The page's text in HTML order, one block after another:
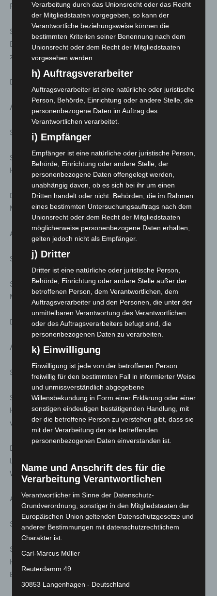
Fr. 13. März; 17:00 Uhr
Stattreisen – Stadtspaziergänge: Hannöversche
Biergeschichte(n) – Vom mittelalterlichen Hausbrauen
zur industriellen Produktion
Dauer ca. 2.25 h | Treff: Beginenturm, Pferdestraße
Anmeldung unter: www.stattreisen-hannover.de
Sa. 14. März; 14:00 Uhr
Stattreisen – Stadtspaziergänge: Kunst unter freiem
Himmel – Route 1 – Vom Maschsee zum Landtag
Dauer ca. 2.0 h | Treff: Roter Hellebardier, Nordufer
Maschsee
Anmeldung unter: www.stattreisen-hannover.de
Sa. 14. März; 19:00 Uhr
Stattreisen – Theaterspaziergänge: Nachtwächter
Melchior – Von Henkern, Macht und Hellebarden
Dauer ca. 1.5 h | Treff: Beginenturm, Pferdestraße
Anmeldung unter: www.stattreisen-hannover.de
So. 15. März; 11:00 Uhr
Stattreisen – Stadtspaziergänge: Sternfahrt durch
Hannover – Über und unter den Straßen – Verbindungen
von Stadtgestaltung und U-Bahn-Stationen
Dauer ca. 2.75 h | Treff: Evangelisch-reformierte Kirche,
Lavesallee/Archivstraße, Eingang U-Bahn- Station
Waterloo
Anmeldung unter: www.stattreisen-hannover.de
So. 15. März; 14:00 Uhr
Stattreisen – Stadtspaziergänge: Der Hauptbahnhof
Hannover – Geschichte der Eisenbahn in Hannover. Mit
Besuch der „Geisterstation“.
Verarbeitung durch das Unionsrecht oder das Recht
der Mitgliedstaaten vorgegeben, so kann der
Verantwortliche beziehungsweise können die
bestimmten Kriterien seiner Benennung nach dem
Unionsrecht oder dem Recht der Mitgliedstaaten
vorgesehen werden.
h) Auftragsverarbeiter
Auftragsverarbeiter ist eine natürliche oder juristische
Person, Behörde, Einrichtung oder andere Stelle, die
personenbezogene Daten im Auftrag des
Verantwortlichen verarbeitet.
i) Empfänger
Empfänger ist eine natürliche oder juristische Person,
Behörde, Einrichtung oder andere Stelle, der
personenbezogene Daten offengelegt werden,
unabhängig davon, ob es sich bei ihr um einen
Dritten handelt oder nicht. Behörden, die im Rahmen
eines bestimmten Untersuchungsauftrags nach dem
Unionsrecht oder dem Recht der Mitgliedstaaten
möglicherweise personenbezogene Daten erhalten,
gelten jedoch nicht als Empfänger.
j) Dritter
Dritter ist eine natürliche oder juristische Person,
Behörde, Einrichtung oder andere Stelle außer der
betroffenen Person, dem Verantwortlichen, dem
Auftragsverarbeiter und den Personen, die unter der
unmittelbaren Verantwortung des Verantwortlichen
oder des Auftragsverarbeiters befugt sind, die
personenbezogenen Daten zu verarbeiten.
k) Einwilligung
Einwilligung ist jede von der betroffenen Person
freiwillig für den bestimmten Fall in informierter Weise
und unmissverständlich abgegebene
Willensbekundung in Form einer Erklärung oder einer
sonstigen eindeutigen bestätigenden Handlung, mit
der die betroffene Person zu verstehen gibt, dass sie
mit der Verarbeitung der sie betreffenden
personenbezogenen Daten einverstanden ist.
Name und Anschrift des für die
Verarbeitung Verantwortlichen
Verantwortlicher im Sinne der Datenschutz-
Grundverordnung, sonstiger in den Mitgliedstaaten der
Europäischen Union geltenden Datenschutzgesetze und
anderer Bestimmungen mit datenschutzrechtlichem
Charakter ist:
Carl-Marcus Müller
Reuterdamm 49
30853 Langenhagen - Deutschland